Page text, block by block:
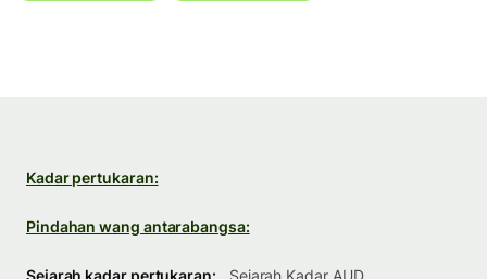
Kadar pertukaran:
Pindahan wang antarabangsa:
Sejarah kadar pertukaran:
Sejarah Kadar AUD